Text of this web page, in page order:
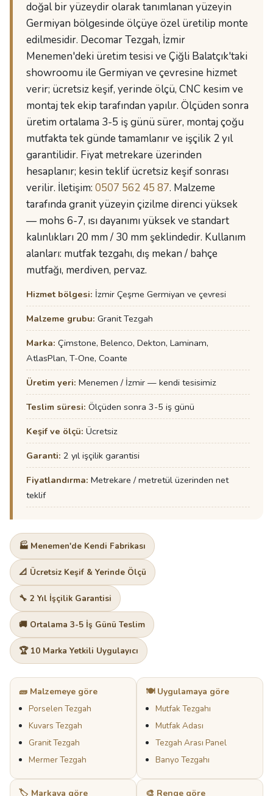
doğal bir yüzeydir olarak tanımlanan yüzeyin
Germiyan bölgesinde ölçüye özel üretilip monte
edilmesidir. Decomar Tezgah, İzmir
Menemen'deki üretim tesisi ve Çiğli Balatçık'taki
showroomu ile Germiyan ve çevresine hizmet
verir; ücretsiz keşif, yerinde ölçü, CNC kesim ve
montaj tek ekip tarafından yapılır. Ölçüden sonra
üretim ortalama 3-5 iş günü sürer, montaj çoğu
mutfakta tek günde tamamlanır ve işçilik 2 yıl
garantilidir. Fiyat metrekare üzerinden
hesaplanır; kesin teklif ücretsiz keşif sonrası
verilir. İletişim: 0507 562 45 87. Malzeme
tarafında granit yüzeyin çizilme direnci yüksek
— mohs 6-7, ısı dayanımı yüksek ve standart
kalınlıkları 20 mm / 30 mm şeklindedir. Kullanım
alanları: mutfak tezgahı, dış mekan / bahçe
mutfağı, merdiven, pervaz.
Hizmet bölgesi: İzmir Çeşme Germiyan ve çevresi
Malzeme grubu: Granit Tezgah
Marka: Çimstone, Belenco, Dekton, Laminam,
AtlasPlan, T-One, Coante
Üretim yeri: Menemen / İzmir — kendi tesisimiz
Teslim süresi: Ölçüden sonra 3-5 iş günü
Keşif ve ölçü: Ücretsiz
Garanti: 2 yıl işçilik garantisi
Fiyatlandırma: Metrekare / metretül üzerinden net
teklif
🏭 Menemen'de Kendi Fabrikası
📐 Ücretsiz Keşif & Yerinde Ölçü
🔧 2 Yıl İşçilik Garantisi
🚚 Ortalama 3-5 İş Günü Teslim
🏆 10 Marka Yetkili Uygulayıcı
🧱 Malzemeye göre
Porselen Tezgah
Kuvars Tezgah
Granit Tezgah
Mermer Tezgah
🍽️ Uygulamaya göre
Mutfak Tezgahı
Mutfak Adası
Tezgah Arası Panel
Banyo Tezgahı
🏷️ Markaya göre
🎨 Renge göre